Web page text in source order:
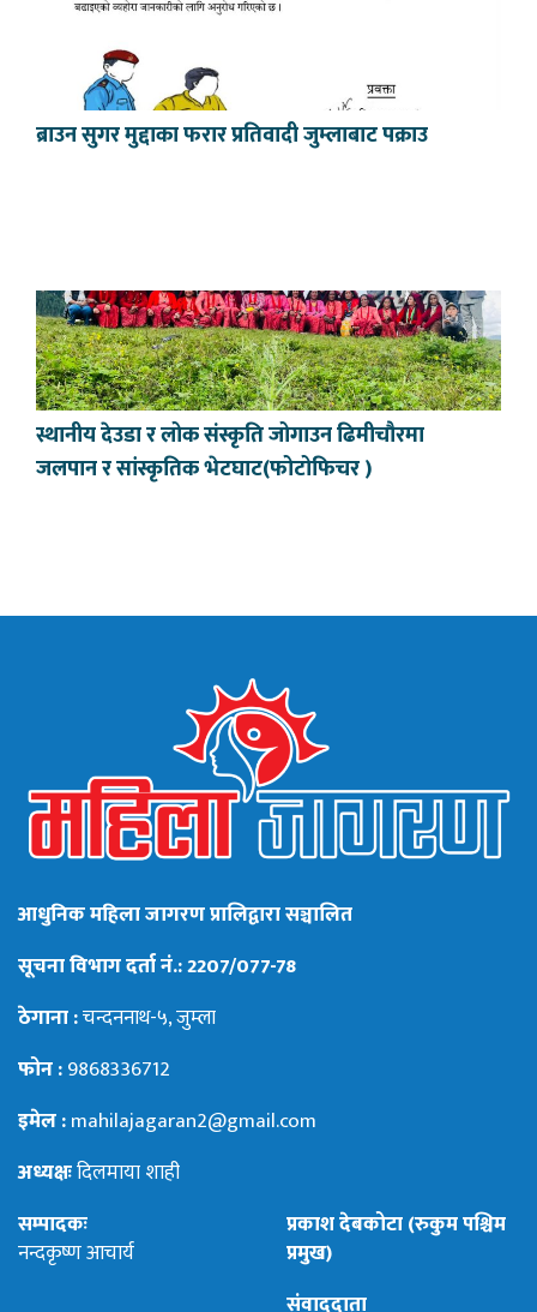
ब्राउन सुगर मुद्दाका फरार प्रतिवादी जुम्लाबाट पक्राउ
स्थानीय देउडा र लोक संस्कृति जोगाउन ढिमीचौरमा
जलपान र सांस्कृतिक भेटघाट(फोटोफिचर )
आधुनिक महिला जागरण प्रालिद्वारा सञ्चालित
सूचना विभाग दर्ता नं.: 2207/077-78
ठेगाना :चन्दननाथ-५, जुम्ला
फोन :9868336712
इमेल :mahilajagaran2@gmail.com
अध्यक्षःदिलमाया शाही
सम्पादकः
नन्दकृष्ण आचार्य
प्रकाश देबकोटा (रुकुम पश्चिम
प्रमुख)
संवाददाता